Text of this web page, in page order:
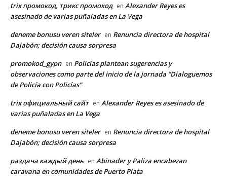
trix промокод, трикс промокод en Alexander Reyes es
asesinado de varias puñaladas en La Vega
deneme bonusu veren siteler en Renuncia directora de hospital
Dajabón; decisión causa sorpresa
promokod_gypn en Policías plantean sugerencias y
observaciones como parte del inicio de la jornada “Dialoguemos
de Policía con Policías”
trix официальный сайт en Alexander Reyes es asesinado de
varias puñaladas en La Vega
deneme bonusu veren siteler en Renuncia directora de hospital
Dajabón; decisión causa sorpresa
раздача каждый день en Abinader y Paliza encabezan
caravana en comunidades de Puerto Plata